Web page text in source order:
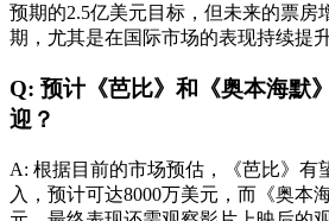
预期的2.5亿美元目标，但未来的票房
期，尤其是在国际市场的表现持续提升
Q: 预计《芭比》和《奥本海默
迎？
A: 根据目前的市场预估，《芭比》有
入，预计可达8000万美元，而《奥本